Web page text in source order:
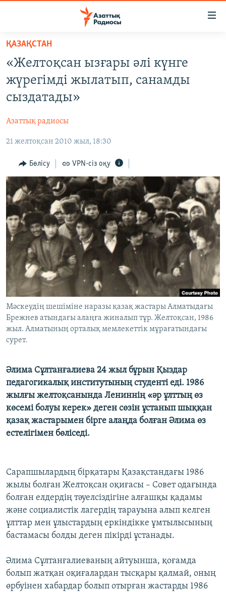
Skip
main
content
main
Navigation
Skip
Search
AZATTYQTV
АДАМ ҚҰҚЫҚТАРЫ
ӘЛЕУМЕТ
ӘЛЕМ
АРНАЙЫ ЖОБАЛАР
Русский
ЖАЗЫЛЫҢЫЗ
Басқа тілдерде
ҚАЗАҚСТАН
«Желтоқсан ызғары әлі күнге
жүрегімді жылатып, санамды
сыздатады»
Азаттық радиосы
21 желтоқсан 2010 жыл, 18:30
Бөлісу VPN-сіз оқу
Мәскеудің шешіміне наразы қазақ жастары Алматыдағы
Брежнев атындағы алаңға жиналып тұр. Желтоқсан, 1986
жыл. Алматының орталық мемлекеттік мұрағатындағы
сурет.
Әлима Сұлтанғалиева 24 жыл бұрын Қыздар
педагогикалық институтының студенті еді. 1986
жылғы желтоқсанында Лениннің «әр ұлттың өз
көсемі болуы керек» деген сөзін ұстанып шыққан
қазақ жастарымен бірге алаңда болған Әлима өз
естелігімен бөліседі.
Сарапшылардың бірқатары Қазақстандағы 1986
жылы болған Желтоқсан оқиғасы – Совет одағында
болған елдердің тәуелсіздігіне алғашқы қадамы
және социалистік лагердің тарауына алып келген
ұлттар мен ұлыстардың еркіндікке ұмтылысының
бастамасы болды деген пікірді ұстанады.
Әлима Сұлтанғалиеваның айтуынша, қоғамда
болып жатқан оқиғалардан тысқары қалмай, оның
өрбуінен хабардар болып отырған жастарды 1986